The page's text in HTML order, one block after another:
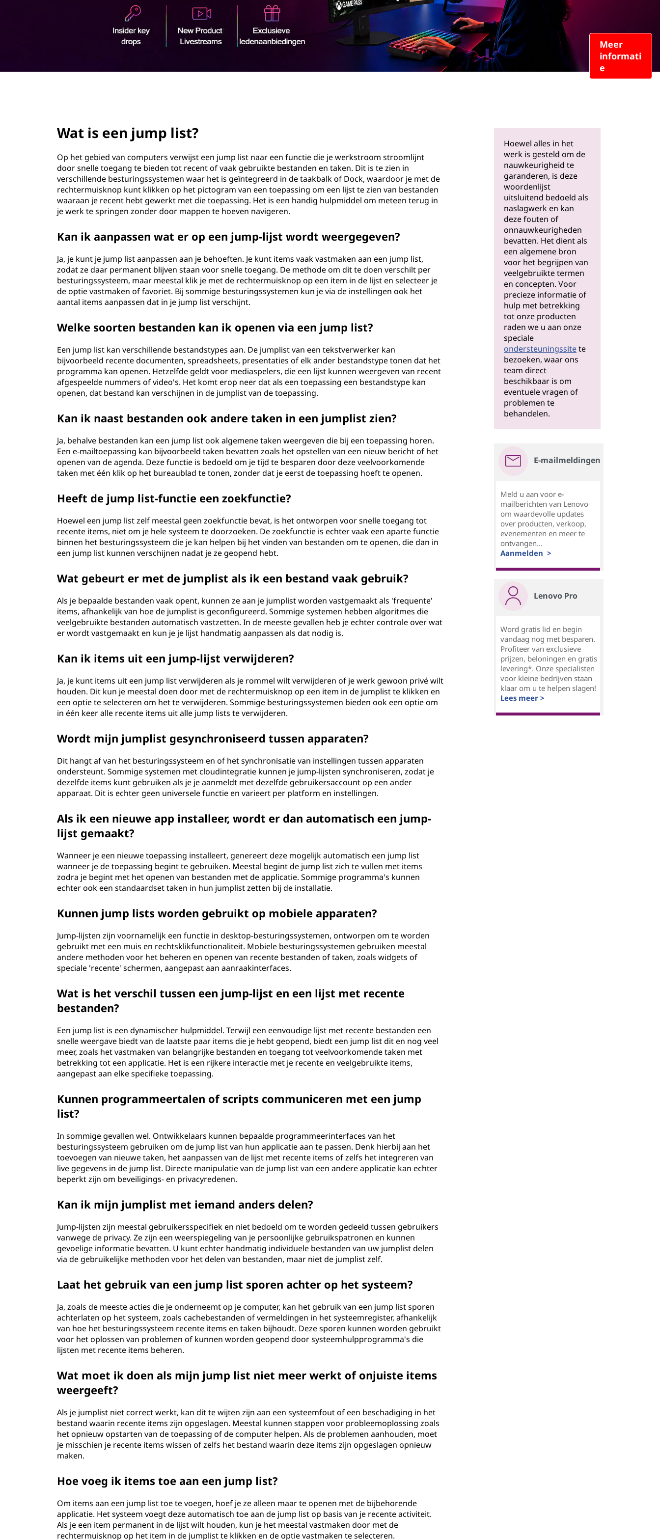
Meer
informati
e
Wat is een jump list?
Op het gebied van computers verwijst een jump list naar een functie die je werkstroom stroomlijnt
door snelle toegang te bieden tot recent of vaak gebruikte bestanden en taken. Dit is te zien in
verschillende besturingssystemen waar het is geïntegreerd in de taakbalk of Dock, waardoor je met de
rechtermuisknop kunt klikken op het pictogram van een toepassing om een lijst te zien van bestanden
waaraan je recent hebt gewerkt met die toepassing. Het is een handig hulpmiddel om meteen terug in
je werk te springen zonder door mappen te hoeven navigeren.
Kan ik aanpassen wat er op een jump-lijst wordt weergegeven?
Ja, je kunt je jump list aanpassen aan je behoeften. Je kunt items vaak vastmaken aan een jump list,
zodat ze daar permanent blijven staan voor snelle toegang. De methode om dit te doen verschilt per
besturingssysteem, maar meestal klik je met de rechtermuisknop op een item in de lijst en selecteer je
de optie vastmaken of favoriet. Bij sommige besturingssystemen kun je via de instellingen ook het
aantal items aanpassen dat in je jump list verschijnt.
Welke soorten bestanden kan ik openen via een jump list?
Een jump list kan verschillende bestandstypes aan. De jumplist van een tekstverwerker kan
bijvoorbeeld recente documenten, spreadsheets, presentaties of elk ander bestandstype tonen dat het
programma kan openen. Hetzelfde geldt voor mediaspelers, die een lijst kunnen weergeven van recent
afgespeelde nummers of video's. Het komt erop neer dat als een toepassing een bestandstype kan
openen, dat bestand kan verschijnen in de jumplist van de toepassing.
Kan ik naast bestanden ook andere taken in een jumplist zien?
Ja, behalve bestanden kan een jump list ook algemene taken weergeven die bij een toepassing horen.
Een e-mailtoepassing kan bijvoorbeeld taken bevatten zoals het opstellen van een nieuw bericht of het
openen van de agenda. Deze functie is bedoeld om je tijd te besparen door deze veelvoorkomende
taken met één klik op het bureaublad te tonen, zonder dat je eerst de toepassing hoeft te openen.
Heeft de jump list-functie een zoekfunctie?
Hoewel een jump list zelf meestal geen zoekfunctie bevat, is het ontworpen voor snelle toegang tot
recente items, niet om je hele systeem te doorzoeken. De zoekfunctie is echter vaak een aparte functie
binnen het besturingssysteem die je kan helpen bij het vinden van bestanden om te openen, die dan in
een jump list kunnen verschijnen nadat je ze geopend hebt.
Wat gebeurt er met de jumplist als ik een bestand vaak gebruik?
Als je bepaalde bestanden vaak opent, kunnen ze aan je jumplist worden vastgemaakt als 'frequente'
items, afhankelijk van hoe de jumplist is geconfigureerd. Sommige systemen hebben algoritmes die
veelgebruikte bestanden automatisch vastzetten. In de meeste gevallen heb je echter controle over wat
er wordt vastgemaakt en kun je je lijst handmatig aanpassen als dat nodig is.
Kan ik items uit een jump-lijst verwijderen?
Ja, je kunt items uit een jump list verwijderen als je rommel wilt verwijderen of je werk gewoon privé wilt
houden. Dit kun je meestal doen door met de rechtermuisknop op een item in de jumplist te klikken en
een optie te selecteren om het te verwijderen. Sommige besturingssystemen bieden ook een optie om
in één keer alle recente items uit alle jump lists te verwijderen.
Wordt mijn jumplist gesynchroniseerd tussen apparaten?
Dit hangt af van het besturingssysteem en of het synchronisatie van instellingen tussen apparaten
ondersteunt. Sommige systemen met cloudintegratie kunnen je jump-lijsten synchroniseren, zodat je
dezelfde items kunt gebruiken als je je aanmeldt met dezelfde gebruikersaccount op een ander
apparaat. Dit is echter geen universele functie en varieert per platform en instellingen.
Als ik een nieuwe app installeer, wordt er dan automatisch een jump-
lijst gemaakt?
Wanneer je een nieuwe toepassing installeert, genereert deze mogelijk automatisch een jump list
wanneer je de toepassing begint te gebruiken. Meestal begint de jump list zich te vullen met items
zodra je begint met het openen van bestanden met de applicatie. Sommige programma's kunnen
echter ook een standaardset taken in hun jumplist zetten bij de installatie.
Kunnen jump lists worden gebruikt op mobiele apparaten?
Jump-lijsten zijn voornamelijk een functie in desktop-besturingssystemen, ontworpen om te worden
gebruikt met een muis en rechtsklikfunctionaliteit. Mobiele besturingssystemen gebruiken meestal
andere methoden voor het beheren en openen van recente bestanden of taken, zoals widgets of
speciale 'recente' schermen, aangepast aan aanraakinterfaces.
Wat is het verschil tussen een jump-lijst en een lijst met recente
bestanden?
Een jump list is een dynamischer hulpmiddel. Terwijl een eenvoudige lijst met recente bestanden een
snelle weergave biedt van de laatste paar items die je hebt geopend, biedt een jump list dit en nog veel
meer, zoals het vastmaken van belangrijke bestanden en toegang tot veelvoorkomende taken met
betrekking tot een applicatie. Het is een rijkere interactie met je recente en veelgebruikte items,
aangepast aan elke specifieke toepassing.
Kunnen programmeertalen of scripts communiceren met een jump
list?
In sommige gevallen wel. Ontwikkelaars kunnen bepaalde programmeerinterfaces van het
besturingssysteem gebruiken om de jump list van hun applicatie aan te passen. Denk hierbij aan het
toevoegen van nieuwe taken, het aanpassen van de lijst met recente items of zelfs het integreren van
live gegevens in de jump list. Directe manipulatie van de jump list van een andere applicatie kan echter
beperkt zijn om beveiligings- en privacyredenen.
Kan ik mijn jumplist met iemand anders delen?
Jump-lijsten zijn meestal gebruikersspecifiek en niet bedoeld om te worden gedeeld tussen gebruikers
vanwege de privacy. Ze zijn een weerspiegeling van je persoonlijke gebruikspatronen en kunnen
gevoelige informatie bevatten. U kunt echter handmatig individuele bestanden van uw jumplist delen
via de gebruikelijke methoden voor het delen van bestanden, maar niet de jumplist zelf.
Laat het gebruik van een jump list sporen achter op het systeem?
Ja, zoals de meeste acties die je onderneemt op je computer, kan het gebruik van een jump list sporen
achterlaten op het systeem, zoals cachebestanden of vermeldingen in het systeemregister, afhankelijk
van hoe het besturingssysteem recente items en taken bijhoudt. Deze sporen kunnen worden gebruikt
voor het oplossen van problemen of kunnen worden geopend door systeemhulpprogramma's die
lijsten met recente items beheren.
Wat moet ik doen als mijn jump list niet meer werkt of onjuiste items
weergeeft?
Als je jumplist niet correct werkt, kan dit te wijten zijn aan een systeemfout of een beschadiging in het
bestand waarin recente items zijn opgeslagen. Meestal kunnen stappen voor probleemoplossing zoals
het opnieuw opstarten van de toepassing of de computer helpen. Als de problemen aanhouden, moet
je misschien je recente items wissen of zelfs het bestand waarin deze items zijn opgeslagen opnieuw
maken.
Hoe voeg ik items toe aan een jump list?
Om items aan een jump list toe te voegen, hoef je ze alleen maar te openen met de bijbehorende
applicatie. Het systeem voegt deze automatisch toe aan de jump list op basis van je recente activiteit.
Als je een item permanent in de lijst wilt houden, kun je het meestal vastmaken door met de
rechtermuisknop op het item in de jumplist te klikken en de optie vastmaken te selecteren.
Hoewel alles in het
werk is gesteld om de
nauwkeurigheid te
garanderen, is deze
woordenlijst
uitsluitend bedoeld als
naslagwerk en kan
deze fouten of
onnauwkeurigheden
bevatten. Het dient als
een algemene bron
voor het begrijpen van
veelgebruikte termen
en concepten. Voor
precieze informatie of
hulp met betrekking
tot onze producten
raden we u aan onze
speciale
ondersteuningssitete
bezoeken, waar ons
team direct
beschikbaar is om
eventuele vragen of
problemen te
behandelen.
E-mailmeldingen
Meld u aan voor e-
mailberichten van Lenovo
om waardevolle updates
over producten, verkoop,
evenementen en meer te
ontvangen...
Aanmelden >
Lenovo Pro
Word gratis lid en begin
vandaag nog met besparen.
Profiteer van exclusieve
prijzen, beloningen en gratis
levering*. Onze specialisten
voor kleine bedrijven staan
klaar om u te helpen slagen!
Lees meer >